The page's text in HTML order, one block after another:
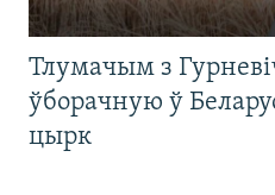
Тлумачым з
ўборачную ў
цырк